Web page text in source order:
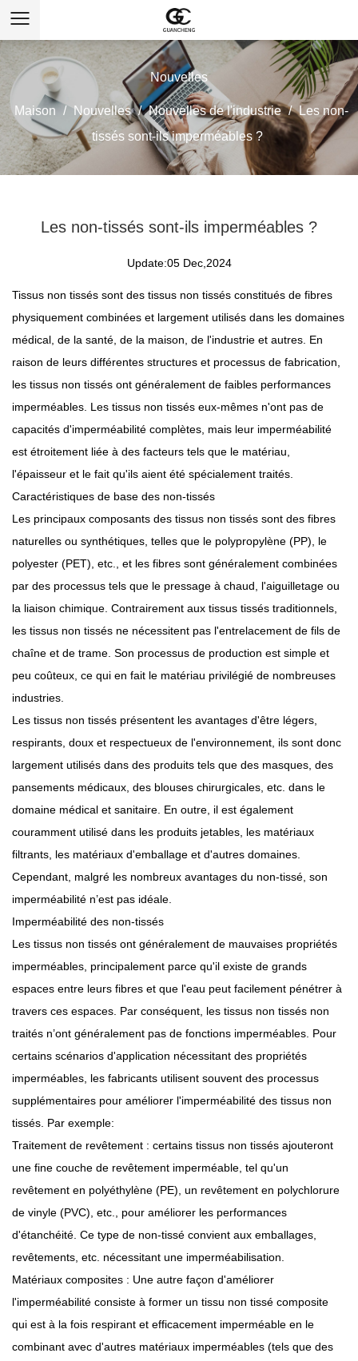
Nouvelles
Maison / Nouvelles / Nouvelles de l'industrie / Les non-
tissés sont-ils imperméables ?
Les non-tissés sont-ils imperméables ?
Update:05 Dec,2024
Tissus non tissés sont des tissus non tissés constitués de fibres
physiquement combinées et largement utilisés dans les domaines
médical, de la santé, de la maison, de l'industrie et autres. En
raison de leurs différentes structures et processus de fabrication,
les tissus non tissés ont généralement de faibles performances
imperméables. Les tissus non tissés eux-mêmes n'ont pas de
capacités d'imperméabilité complètes, mais leur imperméabilité
est étroitement liée à des facteurs tels que le matériau,
l'épaisseur et le fait qu'ils aient été spécialement traités.
Caractéristiques de base des non-tissés
Les principaux composants des tissus non tissés sont des fibres
naturelles ou synthétiques, telles que le polypropylène (PP), le
polyester (PET), etc., et les fibres sont généralement combinées
par des processus tels que le pressage à chaud, l'aiguilletage ou
la liaison chimique. Contrairement aux tissus tissés traditionnels,
les tissus non tissés ne nécessitent pas l'entrelacement de fils de
chaîne et de trame. Son processus de production est simple et
peu coûteux, ce qui en fait le matériau privilégié de nombreuses
industries.
Les tissus non tissés présentent les avantages d'être légers,
respirants, doux et respectueux de l'environnement, ils sont donc
largement utilisés dans des produits tels que des masques, des
pansements médicaux, des blouses chirurgicales, etc. dans le
domaine médical et sanitaire. En outre, il est également
couramment utilisé dans les produits jetables, les matériaux
filtrants, les matériaux d'emballage et d'autres domaines.
Cependant, malgré les nombreux avantages du non-tissé, son
imperméabilité n’est pas idéale.
Imperméabilité des non-tissés
Les tissus non tissés ont généralement de mauvaises propriétés
imperméables, principalement parce qu'il existe de grands
espaces entre leurs fibres et que l'eau peut facilement pénétrer à
travers ces espaces. Par conséquent, les tissus non tissés non
traités n’ont généralement pas de fonctions imperméables. Pour
certains scénarios d'application nécessitant des propriétés
imperméables, les fabricants utilisent souvent des processus
supplémentaires pour améliorer l'imperméabilité des tissus non
tissés. Par exemple:
Traitement de revêtement : certains tissus non tissés ajouteront
une fine couche de revêtement imperméable, tel qu'un
revêtement en polyéthylène (PE), un revêtement en polychlorure
de vinyle (PVC), etc., pour améliorer les performances
d'étanchéité. Ce type de non-tissé convient aux emballages,
revêtements, etc. nécessitant une imperméabilisation.
Matériaux composites : Une autre façon d'améliorer
l'imperméabilité consiste à former un tissu non tissé composite
qui est à la fois respirant et efficacement imperméable en le
combinant avec d'autres matériaux imperméables (tels que des